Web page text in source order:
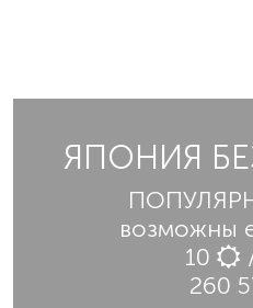
ЯПОНИЯ
возможны
10
260